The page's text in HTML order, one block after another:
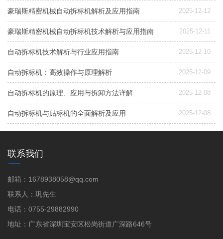
豪瑞斯精密机械自动拆标机解析及应用指南 2025-12-12
豪瑞斯精密机械自动拆标机技术解析与应用指南 2025-12-11
自动拆标机技术解析与行业应用指南 2025-12-10
自动拆标机：高效操作与原理解析 2025-12-09
自动拆标机的原理、应用与拆卸方法详解 2025-12-08
自动拆标机与贴标机的全面解析及应用 2025-12-08
联系我们
邮箱：1678938058@qq.com
联系人：巩先生
电话：0755-29882990
地址：广东省深圳宝安区松岗街道广深路646号